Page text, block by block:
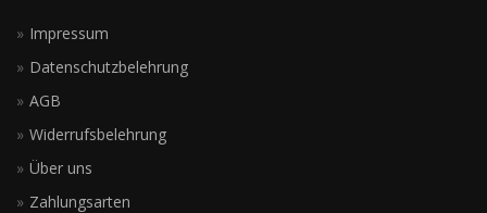
Impressum
Datenschutzbelehrung
AGB
Widerrufsbelehrung
Über uns
Zahlungsarten